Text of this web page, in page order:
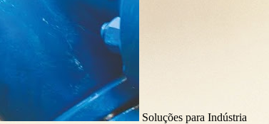
Soluções para Indústria